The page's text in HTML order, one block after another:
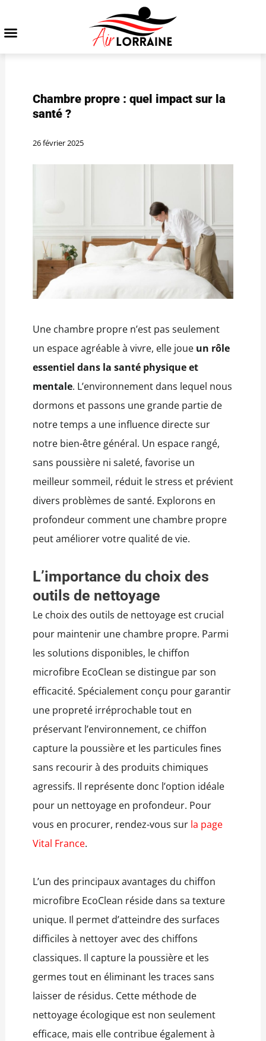
Chambre propre : quel impact sur la
santé ?
26 février 2025
Une chambre propre n’est pas seulement
un espace agréable à vivre, elle joueun rôle
essentiel dans la santé physique et
mentale. L’environnement dans lequel nous
dormons et passons une grande partie de
notre temps a une influence directe sur
notre bien-être général. Un espace rangé,
sans poussière ni saleté, favorise un
meilleur sommeil, réduit le stress et prévient
divers problèmes de santé. Explorons en
profondeur comment une chambre propre
peut améliorer votre qualité de vie.
L’importance du choix des
outils de nettoyage
Le choix des outils de nettoyage est crucial
pour maintenir une chambre propre. Parmi
les solutions disponibles, le chiffon
microfibre EcoClean se distingue par son
efficacité. Spécialement conçu pour garantir
une propreté irréprochable tout en
préservant l’environnement, ce chiffon
capture la poussière et les particules fines
sans recourir à des produits chimiques
agressifs. Il représente donc l’option idéale
pour un nettoyage en profondeur. Pour
vous en procurer, rendez-vous sur la page
Vital France.
L’un des principaux avantages du chiffon
microfibre EcoClean réside dans sa texture
unique. Il permet d’atteindre des surfaces
difficiles à nettoyer avec des chiffons
classiques. Il capture la poussière et les
germes tout en éliminant les traces sans
laisser de résidus. Cette méthode de
nettoyage écologique est non seulement
efficace, mais elle contribue également à